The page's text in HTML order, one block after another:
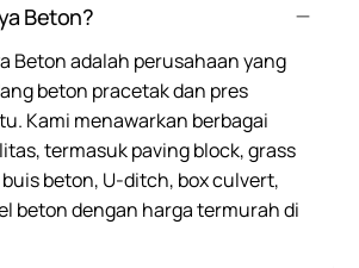
Beton?
Beton adalah perusahaan yang
beton pracetak dan pres
Kami menawarkan berbagai
termasuk paving block, grass
beton, U-ditch, box culvert,
beton dengan harga termurah di